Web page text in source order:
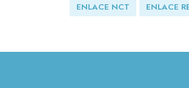
ENLACE NCT ENLACE